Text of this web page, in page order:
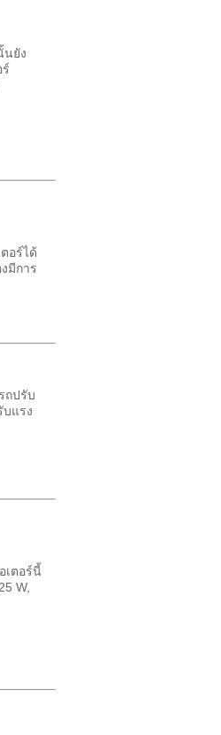
นยัง
อร์ได้
มีการ
ถปรับ
แรง
เตอร์นี้
W,